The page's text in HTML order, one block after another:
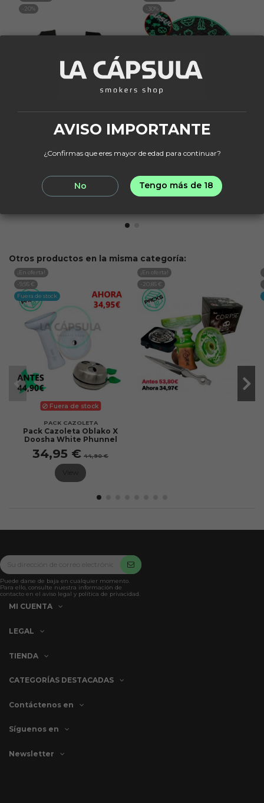
-20%
LA CAPSULA BOWLS
Cachimba XL
Añadir al
carrito
-30%
TAPETE
Cápsula
Añadir al
carrito
Otros productos en la misma categoría:
¡En oferta!
-9,95 €
Fuera de stock
Fuera de stock
PACK CAZOLETA
Pack Cazoleta Oblako X
Doosha White Phunnel
34,95 € 44,90 €
¡En oferta!
-20,85 €
Puede darse de baja en cualquier momento.
Para ello, consulte nuestra información de
contacto en el aviso legal y política de privacidad.
MI CUENTA
LEGAL
TIENDA
CATEGORÍAS DESTACADAS
Contáctenos en
AVISO IMPORTANTE
¿Confirmas que eres mayor de edad para continuar?
No Tengo más de 18
Síguenos en
Newsletter